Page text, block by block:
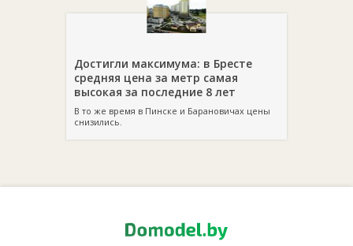
Достигли максимума: в Бресте
средняя цена за метр самая
высокая за последние 8 лет
В то же время в Пинске и Барановичах цены
снизились.